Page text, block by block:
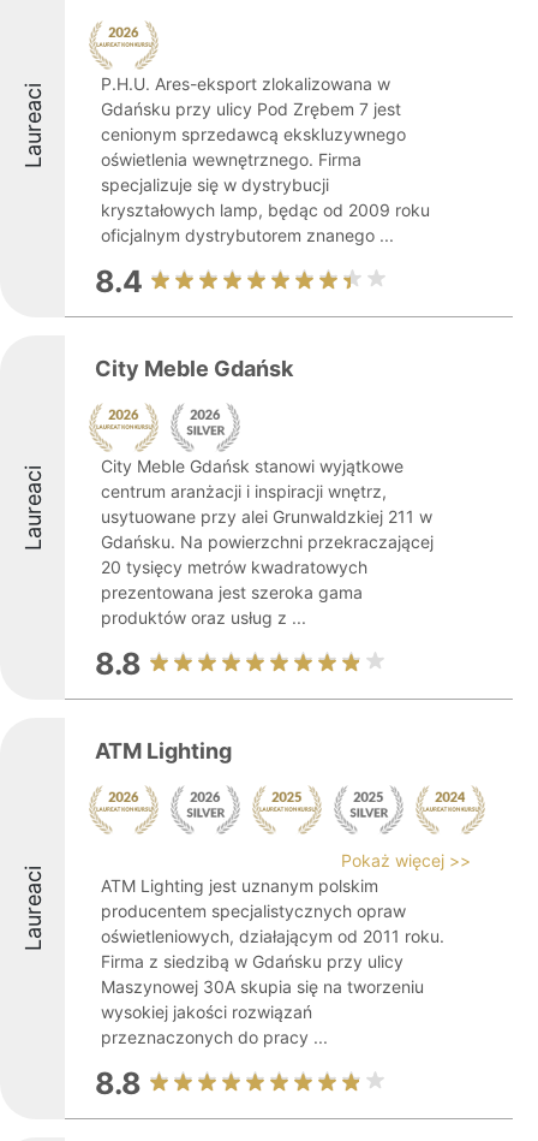
Laureaci
P.H.U. Ares-eksport zlokalizowana w
Gdańsku przy ulicy Pod Zrębem 7 jest
cenionym sprzedawcą ekskluzywnego
oświetlenia wewnętrznego. Firma
specjalizuje się w dystrybucji
kryształowych lamp, będąc od 2009 roku
oficjalnym dystrybutorem znanego ...
8.4
Laureaci
City Meble Gdańsk
City Meble Gdańsk stanowi wyjątkowe
centrum aranżacji i inspiracji wnętrz,
usytuowane przy alei Grunwaldzkiej 211 w
Gdańsku. Na powierzchni przekraczającej
20 tysięcy metrów kwadratowych
prezentowana jest szeroka gama
produktów oraz usług z ...
8.8
Laureaci
ATM Lighting
Pokaż więcej >>
ATM Lighting jest uznanym polskim
producentem specjalistycznych opraw
oświetleniowych, działającym od 2011 roku.
Firma z siedzibą w Gdańsku przy ulicy
Maszynowej 30A skupia się na tworzeniu
wysokiej jakości rozwiązań
przeznaczonych do pracy ...
8.8